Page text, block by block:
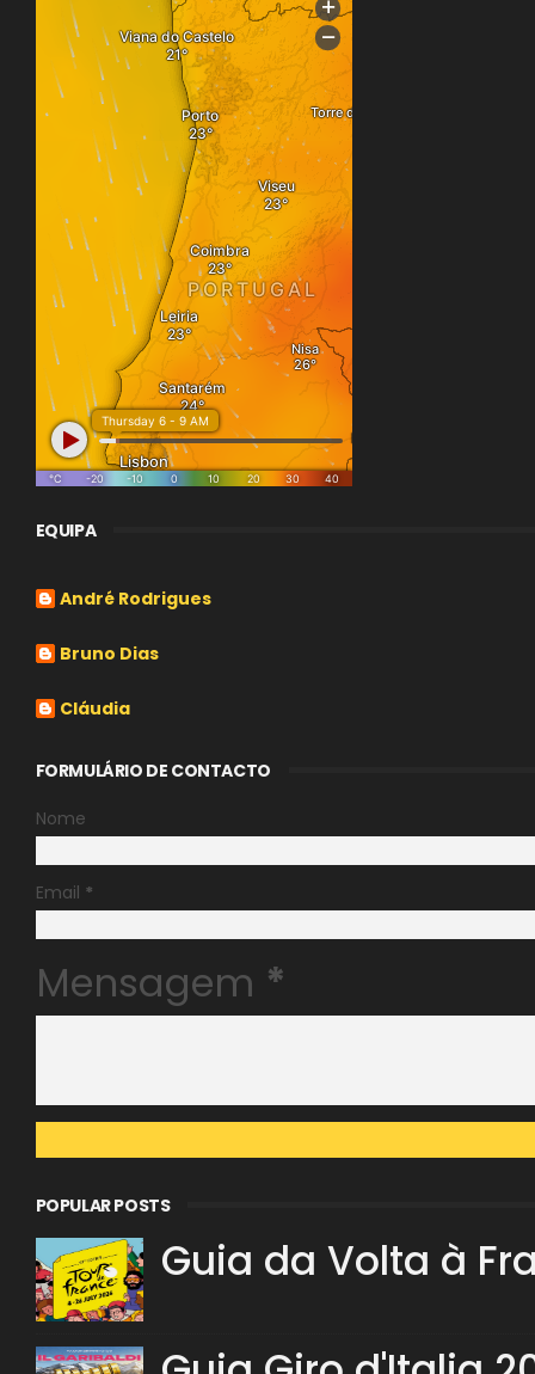
EQUIPA
André Rodrigues
Bruno Dias
Cláudia
FORMULÁRIO DE CONTACTO
Nome
Email *
Mensagem *
POPULAR POSTS
Guia da Volta à